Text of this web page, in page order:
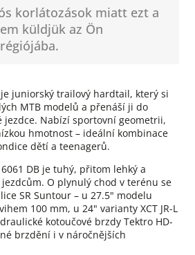
korlátozások miatt ezt a
küldjük az Ön
juniorský trailový hardtail, který si
MTB modelů a přenáší ji do
jezdce. Nabízí sportovní geometrii,
hmotnost – ideální kombinace
dětí a teenagerů.
DB je tuhý, přitom lehký a
O plynulý chod v terénu se
SR Suntour – u 27.5" modelu
100 mm, u 24" varianty XCT JR-L
kotoučové brzdy Tektro HD-
brzdění i v náročnějších